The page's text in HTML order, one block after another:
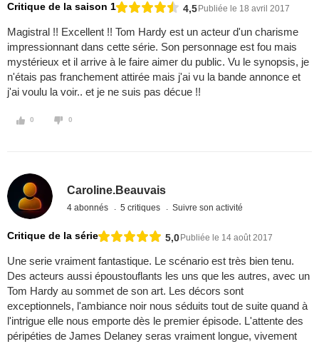
Critique de la saison 1 4,5Publiée le 18 avril 2017
Magistral !! Excellent !! Tom Hardy est un acteur d'un charisme
impressionnant dans cette série. Son personnage est fou mais
mystérieux et il arrive à le faire aimer du public. Vu le synopsis, je
n'étais pas franchement attirée mais j'ai vu la bande annonce et
j'ai voulu la voir.. et je ne suis pas décue !!
0 0
Caroline.Beauvais
4 abonnés 5 critiques Suivre son activité
Critique de la série 5,0Publiée le 14 août 2017
Une serie vraiment fantastique. Le scénario est très bien tenu.
Des acteurs aussi époustouflants les uns que les autres, avec un
Tom Hardy au sommet de son art. Les décors sont
exceptionnels, l'ambiance noir nous séduits tout de suite quand à
l'intrigue elle nous emporte dès le premier épisode. L'attente des
péripéties de James Delaney seras vraiment longue, vivement